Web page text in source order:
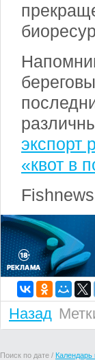
экспорт
«квот в
Fishnews
Назад
Поиск по дате / Календарь